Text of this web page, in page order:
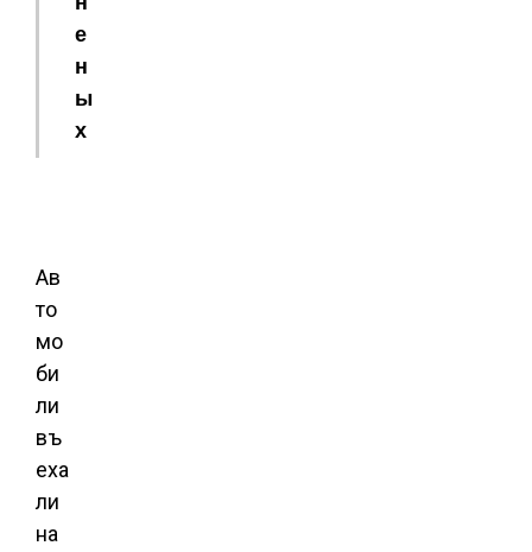
е
н
ы
х
Ав
то
мо
би
ли
въ
еха
ли
на